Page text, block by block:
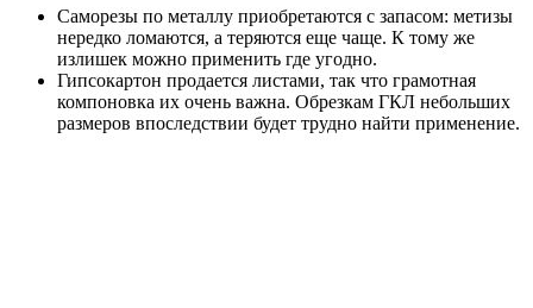
Саморезы по металлу приобретаются с запасом: метизы
нередко ломаются, а теряются еще чаще. К тому же
излишек можно применить где угодно.
Гипсокартон продается листами, так что грамотная
компоновка их очень важна. Обрезкам ГКЛ небольших
размеров впоследствии будет трудно найти применение.